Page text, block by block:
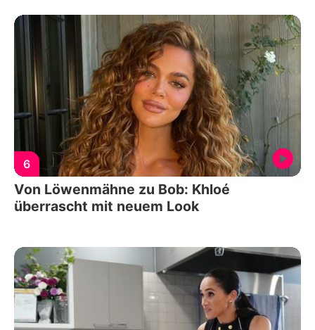
6
Von Löwenmähne zu Bob: Khloé
überrascht mit neuem Look